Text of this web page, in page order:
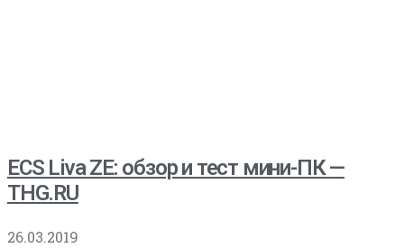
ECS Liva ZE: обзор и тест мини-ПК —
THG.RU
26.03.2019